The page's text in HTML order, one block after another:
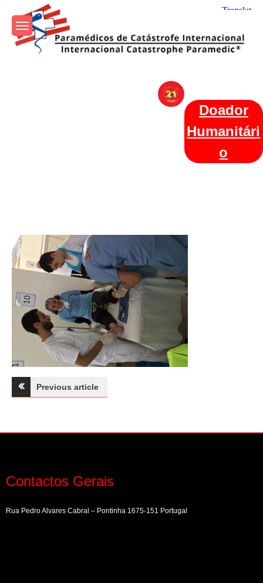
content
Internacional
Doador
Humanitári
o
Navegação
artigos
Previous article
Contactos Gerais
Rua Pedro Alvares Cabral – Pontinha 1675-151 Portugal